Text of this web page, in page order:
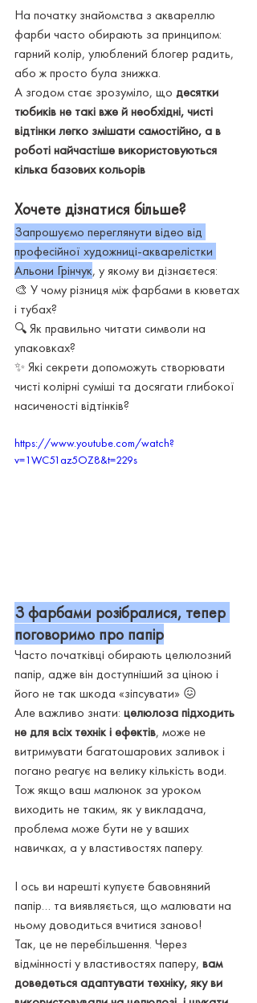
На початку знайомства з аквареллю
фарби часто обирають за принципом:
гарний колір, улюблений блогер радить,
або ж просто була знижка.
А згодом стає зрозуміло, що десятки
тюбиків не такі вже й необхідні, чисті
відтінки легко змішати самостійно, а в
роботі найчастіше використовуються
кілька базових кольорів
Хочете дізнатися більше?
Запрошуємо переглянути відео від
професійної художниці-акварелістки
Альони Грінчук, у якому ви дізнаєтеся:
🎨 У чому різниця між фарбами в кюветах
і тубах?
🔍 Як правильно читати символи на
упаковках?
✨ Які секрети допоможуть створювати
чисті колірні суміші та досягати глибокої
насиченості відтінків?
https://www.youtube.com/watch?
v=1WC51az5OZ8&t=229s
З фарбами розібралися, тепер
поговоримо про папір
Часто початківці обирають целюлозний
папір, адже він доступніший за ціною і
його не так шкода «зіпсувати» 😖
Але важливо знати: целюлоза підходить
не для всіх технік і ефектів, може не
витримувати багатошарових заливок і
погано реагує на велику кількість води.
Тож якщо ваш малюнок за уроком
виходить не таким, як у викладача,
проблема може бути не у ваших
навичках, а у властивостях паперу.
І ось ви нарешті купуєте бавовняний
папір… та виявляється, що малювати на
ньому доводиться вчитися заново!
Так, це не перебільшення. Через
відмінності у властивостях паперу, вам
доведеться адаптувати техніку, яку ви